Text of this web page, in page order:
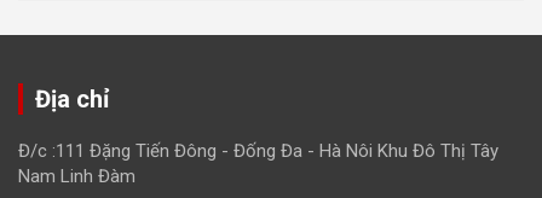
Địa chỉ
Đ/c :111 Đặng Tiến Đông - Đống Đa - Hà Nôi Khu Đô Thị Tây
Nam Linh Đàm